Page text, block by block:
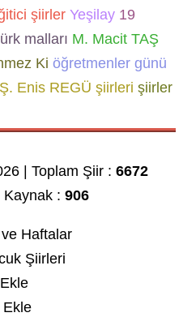
şiirler Yeşilay 19
malları M. Macit TAŞ
Ki öğretmenler günü
Ş. Enis REGÜ şiirleri şiirler
| Toplam Şiir :6672
Kaynak :906
Haftalar
Şiirleri
Ekle